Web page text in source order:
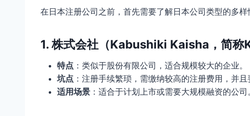
在日本注册公司之前，首先需要了解日本公司类型的多样
1. 株式会社（Kabushiki Kaisha，简称
特点 ：类似于股份有限公司，适合规模较大的企业。
坑点 ：注册手续繁琐，需缴纳较高的注册费用，并且
适用场景 ：适合于计划上市或需要大规模融资的公司